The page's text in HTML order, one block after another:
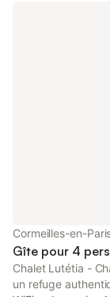
Cormeilles-en-
Gîte pour 4
Chalet Lutétia -
un refuge